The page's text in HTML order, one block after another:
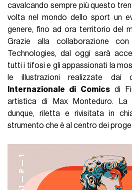
cavalcando sempre più questo
volta nel mondo dello sport un
genere, fino ad ora territorio del
Grazie alla collaborazione con
Technologies, dal oggi sarà
tutti i tifosi e gli appassionati la
le illustrazioni realizzate dai
Internazionale di Comicsdi
artistica di Max Monteduro. La
dunque, riletta e rivisitata in
strumento che è al centro dei